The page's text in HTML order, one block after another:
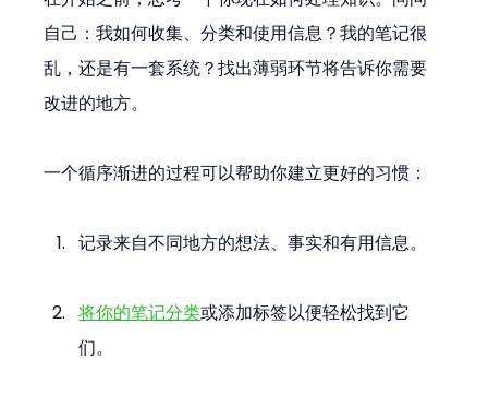
自己：我如何收集、分类和使用信息？我的笔记很
乱，还是有一套系统？找出薄弱环节将告诉你需要
改进的地方。
一个循序渐进的过程可以帮助你建立更好的习惯：
记录来自不同地方的想法、事实和有用信息。
将你的笔记分类或添加标签以便轻松找到它
们。